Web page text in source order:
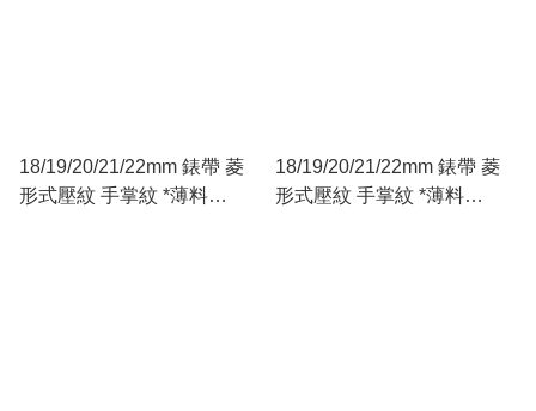
18/19/20/21/22mm 錶帶 菱
形式壓紋 手掌紋 *薄料
18/19/20/21/22mm 錶帶 菱
形式壓紋 手掌紋 *薄料